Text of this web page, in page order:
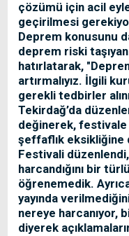
çözümü için acil
geçirilmesi
Deprem konusunu
deprem riski
hatırlatarak,
artırmalıyız. İlgili
gerekli tedbirler
Tekirdağ’da
değinerek,
şeffaflık eksikliğine
Festivali
harcandığını bir
öğrenemedik.
yayında
nereye harcanıyor,
diyerek